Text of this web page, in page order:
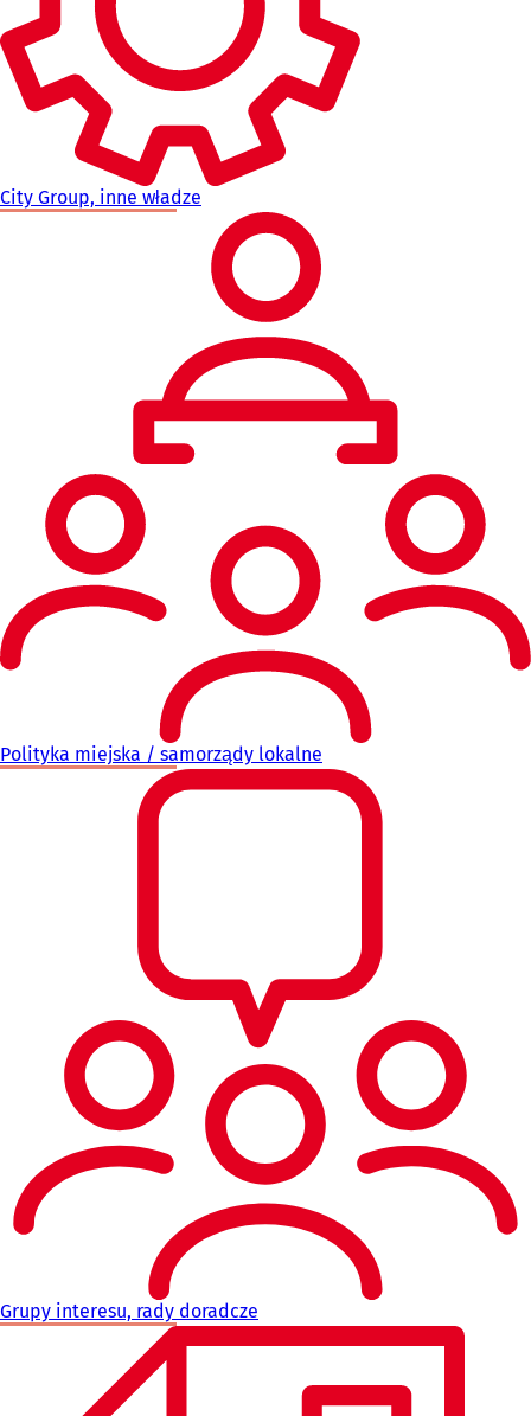
City Group, inne władze
Polityka miejska / samorządy lokalne
Grupy interesu, rady doradcze